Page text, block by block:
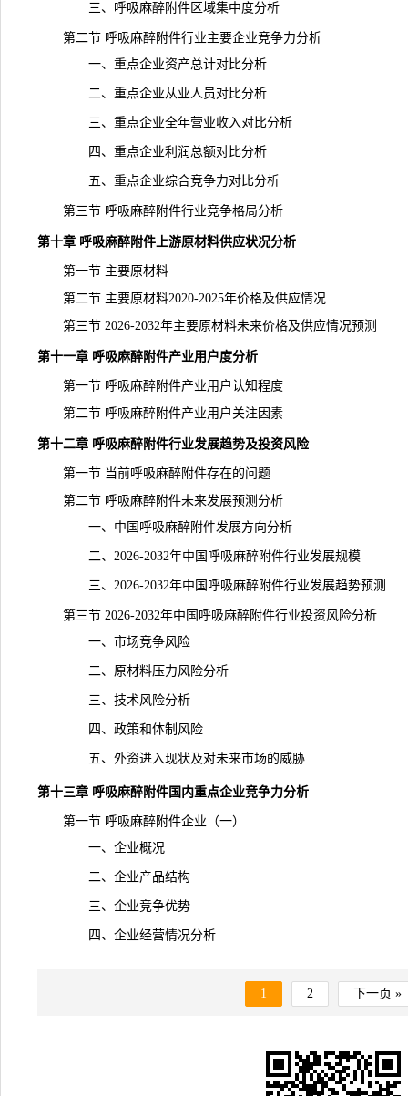
三、呼吸麻醉附件区域集中度分析
第二节 呼吸麻醉附件行业主要企业竞争力分析
一、重点企业资产总计对比分析
二、重点企业从业人员对比分析
三、重点企业全年营业收入对比分析
四、重点企业利润总额对比分析
五、重点企业综合竞争力对比分析
第三节 呼吸麻醉附件行业竞争格局分析
第十章 呼吸麻醉附件上游原材料供应状况分析
第一节 主要原材料
第二节 主要原材料2020-2025年价格及供应情况
第三节 2026-2032年主要原材料未来价格及供应情况预测
第十一章 呼吸麻醉附件产业用户度分析
第一节 呼吸麻醉附件产业用户认知程度
第二节 呼吸麻醉附件产业用户关注因素
第十二章 呼吸麻醉附件行业发展趋势及投资风险
第一节 当前呼吸麻醉附件存在的问题
第二节 呼吸麻醉附件未来发展预测分析
一、中国呼吸麻醉附件发展方向分析
二、2026-2032年中国呼吸麻醉附件行业发展规模
三、2026-2032年中国呼吸麻醉附件行业发展趋势预测
第三节 2026-2032年中国呼吸麻醉附件行业投资风险分析
一、市场竞争风险
二、原材料压力风险分析
三、技术风险分析
四、政策和体制 风险
五、外资进入现状及对未来市场的威胁
第十三章 呼吸麻醉附件国内重点企业竞争力分析
第一节 呼吸麻醉附件企业（一）
一、企业概况
二、企业产品结构
三、企业竞争优势
四、企业经营情况分析
1 2 下一页 »